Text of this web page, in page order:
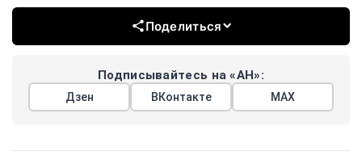
Поделиться
Подписывайтесь на «АН»:
Дзен ВКонтакте МАХ